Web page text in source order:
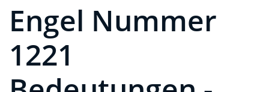
Engel Nummer
1221